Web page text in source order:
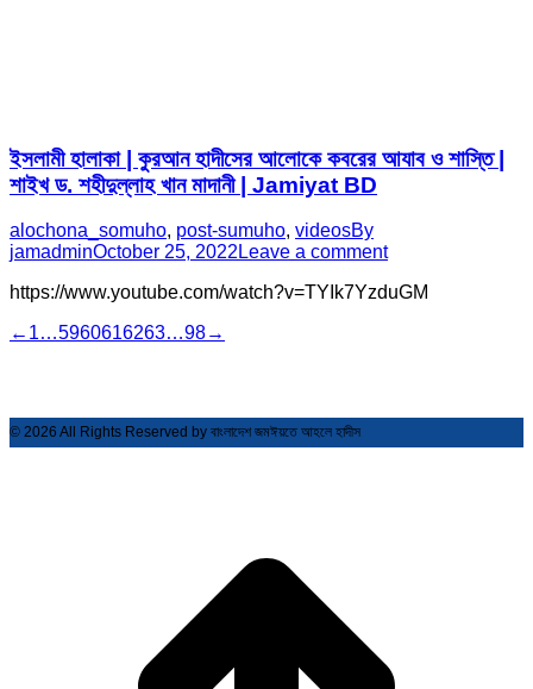
ইসলামী হালাকা | কুরআন হাদীসের আলোকে কবরের আযাব ও শাস্তি |
শাইখ ড. শহীদুল্লাহ খান মাদানী | Jamiyat BD
alochona_somuho, post-sumuho, videosBy
jamadminOctober 25, 2022 Leave a comment
https://www.youtube.com/watch?v=TYIk7YzduGM
← 1…5960616263…98→
© 2026 All Rights Reserved by বাংলাদেশ জমঈয়তে আহলে হাদীস